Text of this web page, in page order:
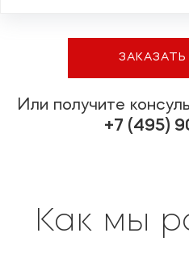
Или получите
+7 (495)
Как мы